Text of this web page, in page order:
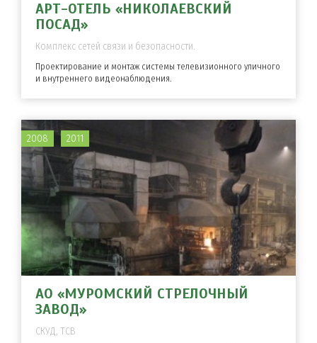
АРТ-ОТЕЛЬ «НИКОЛАЕВСКИЙ
ПОСАД»
Комплекс сетей связи и безопасности.
Проектирование и монтаж системы телевизионного уличного
и внутреннего видеонаблюдения.
АО «МУРОМСКИЙ СТРЕЛОЧНЫЙ
ЗАВОД»
СКУД, ТСВ
2008 2011